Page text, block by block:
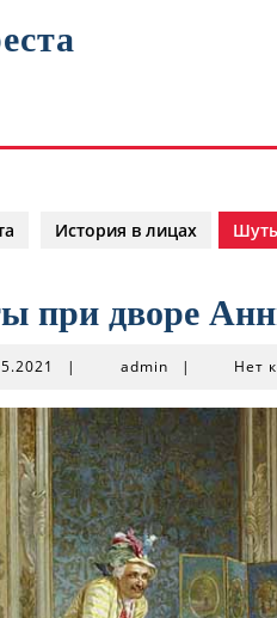
История в лицах
при дворе
04.05.2021
| adminadmin
| Нет